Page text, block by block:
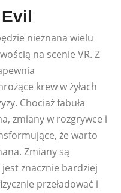
nieznana wielu
na scenie VR. Z
krew w żyłach
Chociaż fabuła
zmiany w rozgrywce i
że warto
Zmiany są
znacznie bardziej
przeładować i